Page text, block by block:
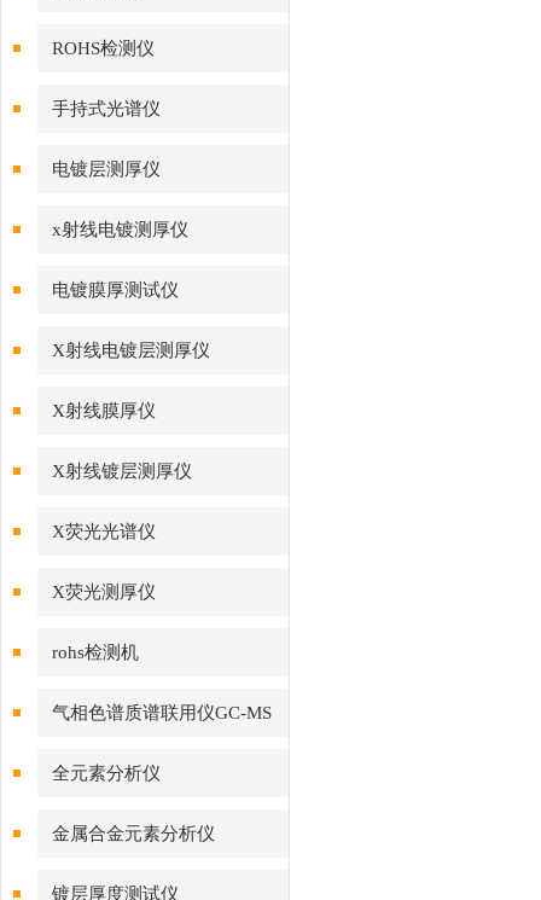
ROHS检测仪
手持式光谱仪
电镀层测厚仪
x射线电镀测厚仪
电镀膜厚测试仪
X射线电镀层测厚仪
X射线膜厚仪
X射线镀层测厚仪
X荧光光谱仪
X荧光测厚仪
rohs检测机
气相色谱质谱联用仪GC-MS
全元素分析仪
金属合金元素分析仪
镀层厚度测试仪